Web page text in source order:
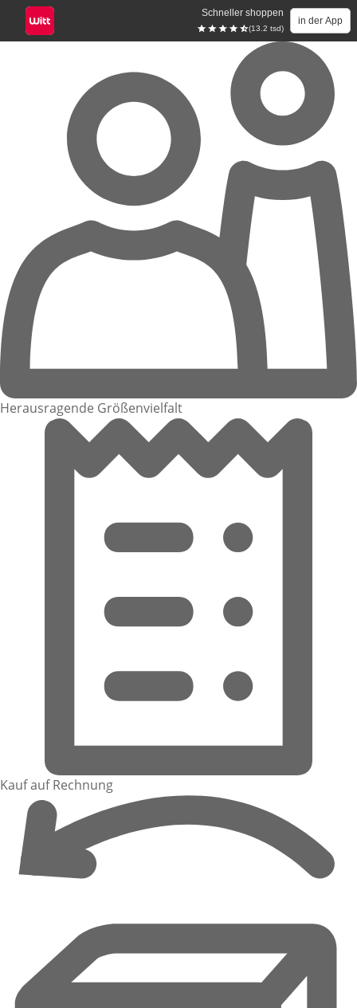
Schneller shoppen
(13.2 tsd)
in der App
Herausragende Größenvielfalt
Kauf auf Rechnung